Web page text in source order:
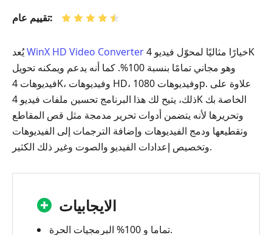
تقييم عام:
يُعدWinX HD Video Converter
وهو مجاني تمامًا بنسبة 100%. كما أنه يدعم ويمكنه تحويل
فيديوهات 4K، وفيديوهات HD، وفيديوهات 1080p. علاوة على
ذلك، يتيح لك هذا البرنامج تحسين ملفات فيديو 4K الخاصة بك
وتحريرها لأنه يتضمن أدوات تحرير مدمجة مثل قص المقاطع
وتقطيعها ودمج الفيديوهات وإضافة الترجمات إلى الفيديوهات
وتخصيص إعدادات الفيديو والصوت وغير ذلك الكثير.
الايجابيات
تماما و 100% البرمجيات الحرة.